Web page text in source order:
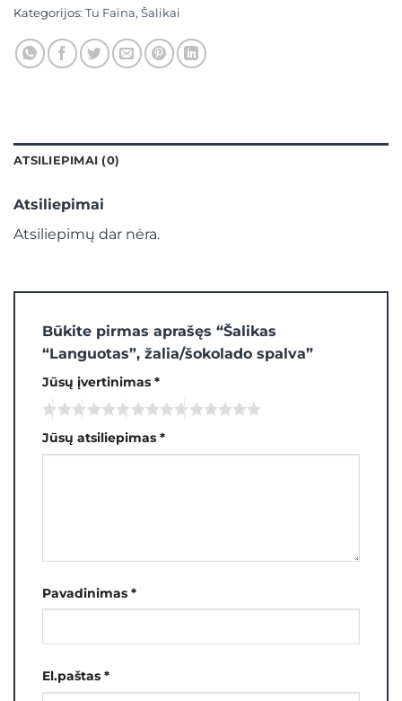
Kategorijos: Tu Faina, Šalikai
ATSILIEPIMAI (0)
Atsiliepimai
Atsiliepimų dar nėra.
Būkite pirmas aprašęs “Šalikas
“Languotas”, žalia/šokolado spalva”
Jūsų įvertinimas *
Jūsų atsiliepimas *
Pavadinimas *
El.paštas *